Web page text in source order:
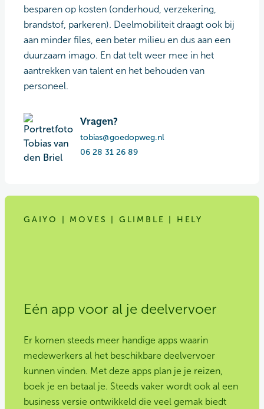
besparen op kosten (onderhoud, verzekering,
brandstof, parkeren). Deelmobiliteit draagt ook bij
aan minder files, een beter milieu en dus aan een
duurzaam imago. En dat telt weer mee in het
aantrekken van talent en het behouden van
personeel.
Vragen?
tobias@goedopweg.nl
06 28 31 26 89
GAIYO | MOVES | GLIMBLE | HELY
Eén app voor al je deelvervoer
Er komen steeds meer handige apps waarin
medewerkers al het beschikbare deelvervoer
kunnen vinden. Met deze apps plan je je reizen,
boek je en betaal je. Steeds vaker wordt ook al een
business versie ontwikkeld die veel gemak biedt